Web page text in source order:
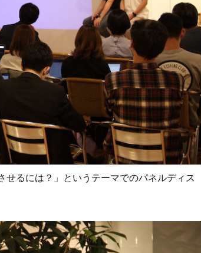
せるには？」というテーマでのパネルディス